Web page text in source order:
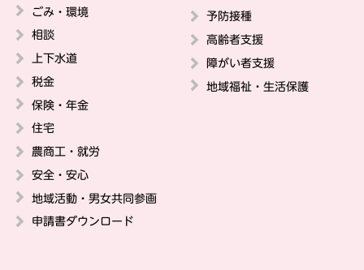
ごみ・環境
相談
上下水道
税金
保険・年金
住宅
農商工・就労
安全・安心
地域活動・男女共同参画
申請書ダウンロード
予防接種
高齢者支援
障がい者支援
地域福祉・生活保護